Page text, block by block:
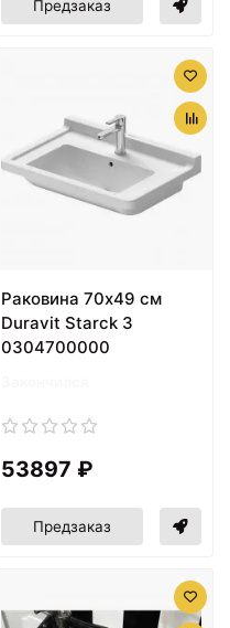
Предзаказ
Раковина 70х49 см
Duravit Starck 3
0304700000
53897 ₽
Предзаказ